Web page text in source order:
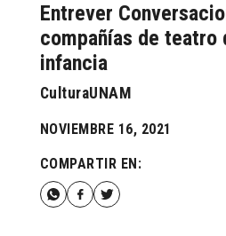
Entrever
compañías de teatro
infancia
CulturaUNAM
NOVIEMBRE 16, 2021
COMPARTIR EN: